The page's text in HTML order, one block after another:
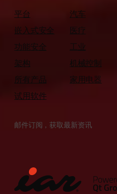
平台
嵌入式安全
功能安全
架构
所有产品
试用软件
汽车
医疗
工业
机械控制
家用电器
邮件订阅，获取最新资讯